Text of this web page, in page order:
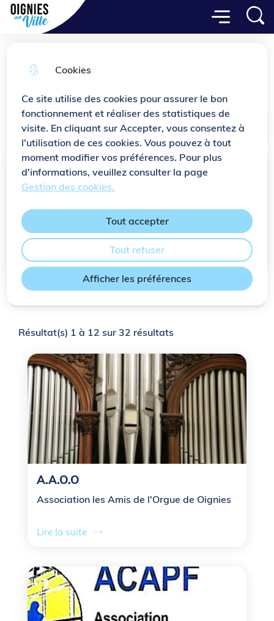
Cookies
Ce site utilise des cookies pour assurer le bon
fonctionnement et réaliser des statistiques de
visite. En cliquant sur Accepter, vous consentez à
l'utilisation de ces cookies. Vous pouvez à tout
moment modifier vos préférences. Pour plus
d'informations, veuillez consulter la page
Gestion des cookies.
Afficher les préférences
Tout accepter
Tout refuser
Aller
au
menu
principal
Consulter
le plan
du site
Ville de Oignies
Menu principal
Menu
Associations culturelles
Accueil
Moteur de recherche
Résultat(s) 1 à 12 sur 32 résultats
A.A.O.O
Association les Amis de l'Orgue de Oignies
Lire la suite